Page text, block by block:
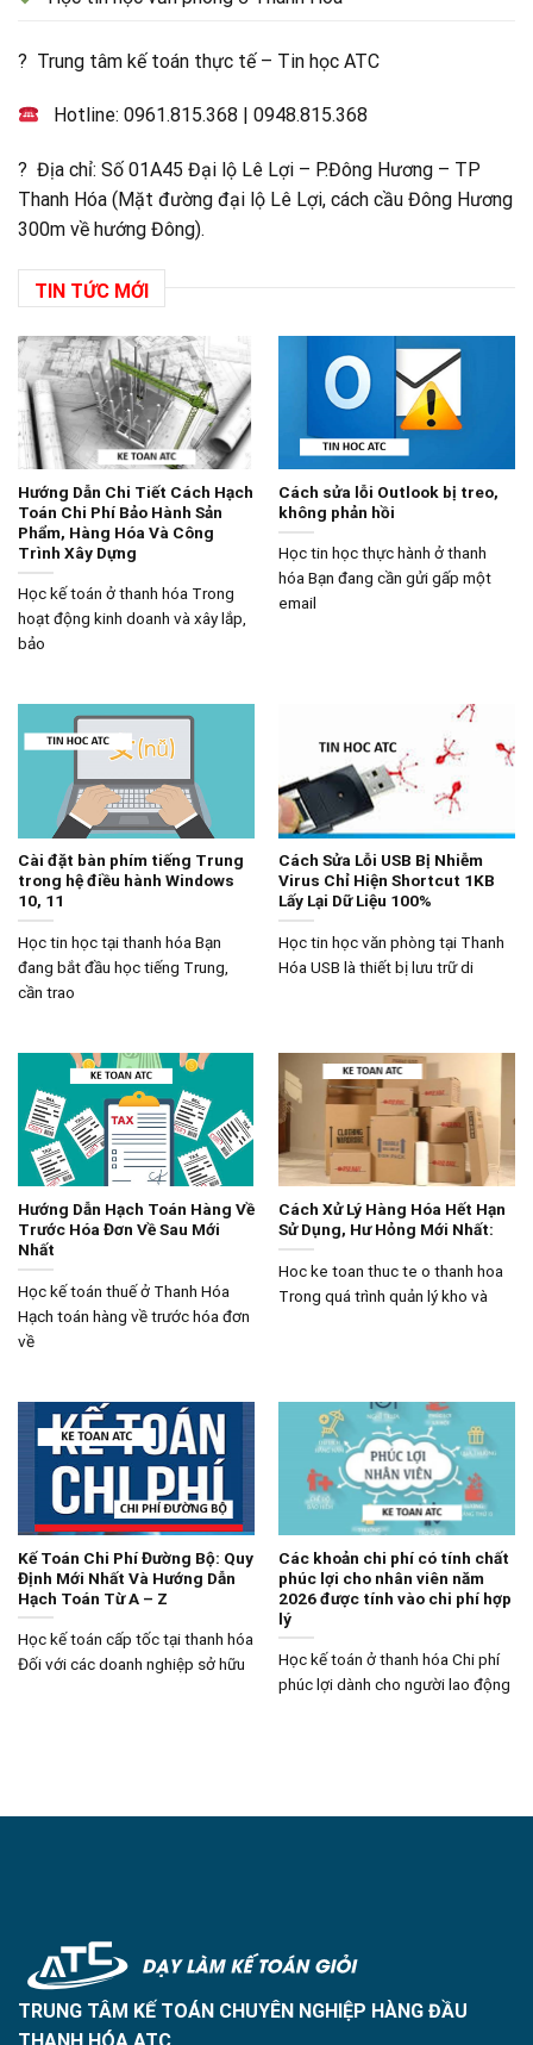
? Trung tâm kế toán thực tế – Tin học ATC
Hotline:0961.815.368 |0948.815.368
? Địa chỉ: Số 01A45 Đại lộ Lê Lợi – P.Đông Hương – TP
Thanh Hóa (Mặt đường đại lộ Lê Lợi, cách cầu Đông Hương
300m về hướng Đông).
TIN TỨC MỚI
Hướng Dẫn Chi Tiết Cách Hạch
Toán Chi Phí Bảo Hành Sản
Phẩm, Hàng Hóa Và Công
Trình Xây Dựng
Học kế toán ở thanh hóa Trong
hoạt động kinh doanh và xây lắp,
bảo
Cách sửa lỗi Outlook bị treo,
không phản hồi
Học tin học thực hành ở thanh
hóa Bạn đang cần gửi gấp một
email
Cài đặt bàn phím tiếng Trung
trong hệ điều hành Windows
10, 11
Học tin học tại thanh hóa Bạn
đang bắt đầu học tiếng Trung,
cần trao
Cách Sửa Lỗi USB Bị Nhiễm
Virus Chỉ Hiện Shortcut 1KB
Lấy Lại Dữ Liệu 100%
Học tin học văn phòng tại Thanh
Hóa USB là thiết bị lưu trữ di
Hướng Dẫn Hạch Toán Hàng Về
Trước Hóa Đơn Về Sau Mới
Nhất
Học kế toán thuế ở Thanh Hóa
Hạch toán hàng về trước hóa đơn
về
Cách Xử Lý Hàng Hóa Hết Hạn
Sử Dụng, Hư Hỏng Mới Nhất:
Hoc ke toan thuc te o thanh hoa
Trong quá trình quản lý kho và
Kế Toán Chi Phí Đường Bộ: Quy
Định Mới Nhất Và Hướng Dẫn
Hạch Toán Từ A – Z
Học kế toán cấp tốc tại thanh hóa
Đối với các doanh nghiệp sở hữu
Các khoản chi phí có tính chất
phúc lợi cho nhân viên năm
2026 được tính vào chi phí hợp
lý
Học kế toán ở thanh hóa Chi phí
phúc lợi dành cho người lao động
TRUNG TÂM KẾ TOÁN CHUYÊN NGHIỆP HÀNG ĐẦU
THANH HÓA ATC